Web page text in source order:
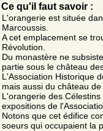
Ce qu'il faut savoir :
L'orangerie est située
Marcoussis.
A cet emplacement se
Révolution.
Du monastère ne
partie sous le château
L'Association Historique
mais aussi du château
L'orangerie des
expositions de
Notons que cet édifice
soeurs qui occupaient la